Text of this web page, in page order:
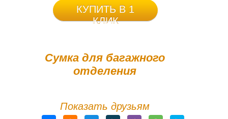
Сумка для багажного
отделения
КУПИТЬ В 1
КЛИК
Показать друзьям